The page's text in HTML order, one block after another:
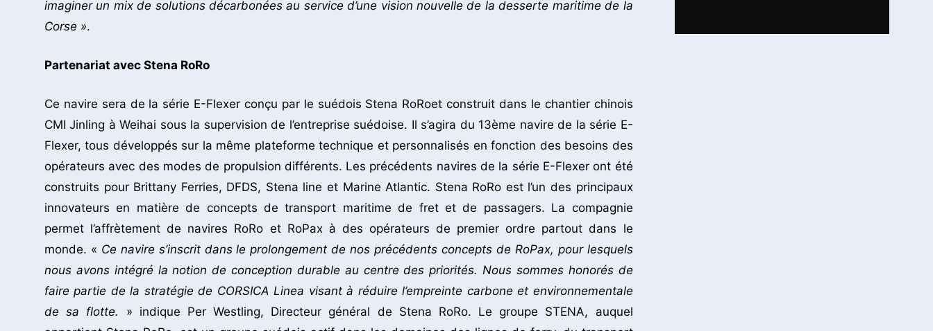
imaginer un mix de solutions décarbonées au service d’une vision nouvelle de la desserte maritime de la
Corse ».
Partenariat avec Stena RoRo
Ce navire sera de la série E-Flexer conçu par le suédois Stena RoRoet construit dans le chantier chinois
CMI Jinling à Weihai sous la supervision de l’entreprise suédoise. Il s’agira du 13ème navire de la série E-
Flexer, tous développés sur la même plateforme technique et personnalisés en fonction des besoins des
opérateurs avec des modes de propulsion différents. Les précédents navires de la série E-Flexer ont été
construits pour Brittany Ferries, DFDS, Stena line et Marine Atlantic. Stena RoRo est l’un des principaux
innovateurs en matière de concepts de transport maritime de fret et de passagers. La compagnie
permet l’affrètement de navires RoRo et RoPax à des opérateurs de premier ordre partout dans le
monde. « Ce navire s’inscrit dans le prolongement de nos précédents concepts de RoPax, pour lesquels
nous avons intégré la notion de conception durable au centre des priorités. Nous sommes honorés de
faire partie de la stratégie de CORSICA Linea visant à réduire l’empreinte carbone et environnementale
de sa flotte. » indique Per Westling, Directeur général de Stena RoRo. Le groupe STENA, auquel